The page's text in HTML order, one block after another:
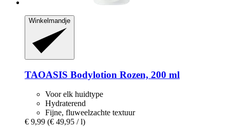
Winkelmandje
TAOASIS Bodylotion Rozen, 200 ml
Voor elk huidtype
Hydraterend
Fijne, fluweelzachte textuur
€ 9,99 (€ 49,95 / l)